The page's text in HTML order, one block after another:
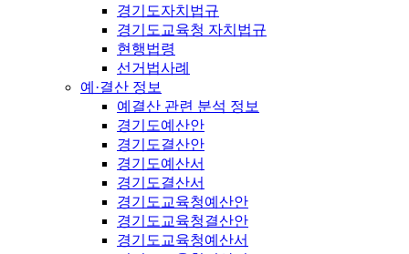
경기도자치법규
경기도교육청 자치법규
현행법령
선거법사례
예·결산 정보
예결산 관련 분석 정보
경기도예산안
경기도결산안
경기도예산서
경기도결산서
경기도교육청예산안
경기도교육청결산안
경기도교육청예산서